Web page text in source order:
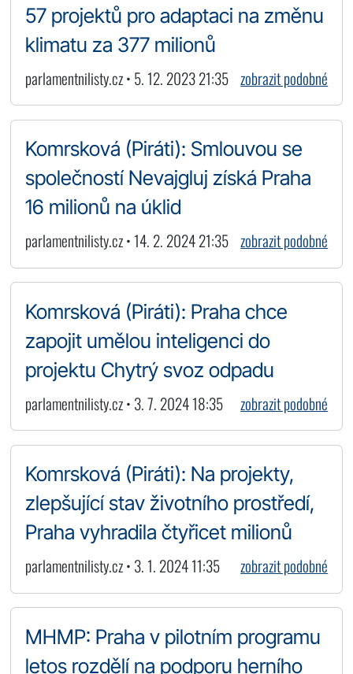
57 projektů pro adaptaci na změnu
klimatu za 377 milionů
parlamentnilisty.cz • 5. 12. 2023 21:35 zobrazit podobné
Komrsková (Piráti): Smlouvou se
společností Nevajgluj získá Praha
16 milionů na úklid
parlamentnilisty.cz • 14. 2. 2024 21:35 zobrazit podobné
Komrsková (Piráti): Praha chce
zapojit umělou inteligenci do
projektu Chytrý svoz odpadu
parlamentnilisty.cz • 3. 7. 2024 18:35 zobrazit podobné
Komrsková (Piráti): Na projekty,
zlepšující stav životního prostředí,
Praha vyhradila čtyřicet milionů
parlamentnilisty.cz • 3. 1. 2024 11:35 zobrazit podobné
MHMP: Praha v pilotním programu
letos rozdělí na podporu herního